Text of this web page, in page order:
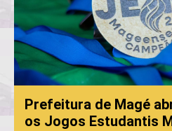
Prefeitura de Magé
os Jogos Estudantis